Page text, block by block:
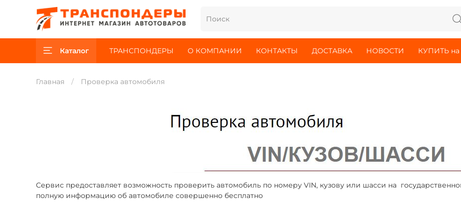
Каталог ТРАНСПОНДЕРЫ О КОМПАНИИ КОНТАКТЫ ДОСТАВКА НОВОСТИ КУПИТЬ на
Главная Проверка автомобиля
Сервис предоставляет возможность проверить автомобиль по номеру VIN, кузову или шасси на
полную информацию об автомобиле совершенно бесплатно